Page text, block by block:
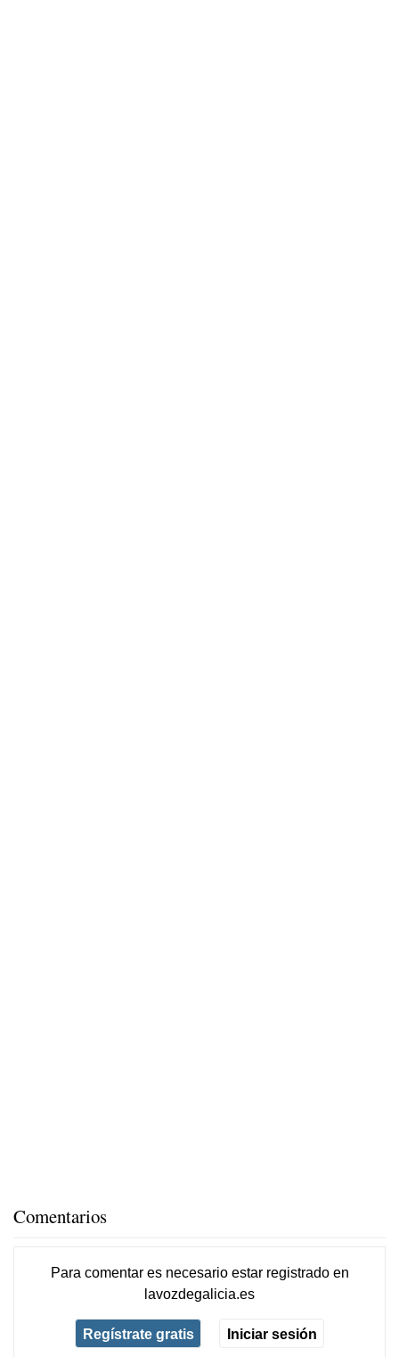
Comentarios
Para comentar es necesario estar registradoen
lavozdegalicia.es
Regístrate gratis Iniciar sesión